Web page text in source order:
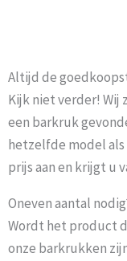
Altijd de
Kijk niet verder! Wij
een barkruk
hetzelfde model als
prijs aan en krijgt u
Oneven aantal
Wordt het product
onze barkrukken